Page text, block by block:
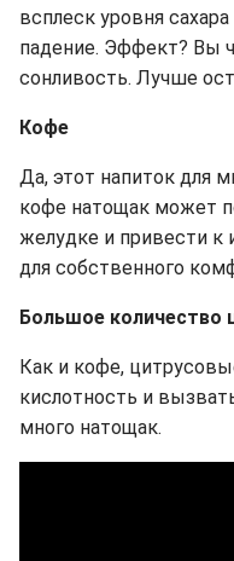
всплеск уровня
падение. Эффект? Вы
сонливость. Лучше
Кофе
Да, этот напиток для
кофе натощак может
желудке и привести к
для собственного
Большое количество
Как и кофе,
кислотность и
много натощак.